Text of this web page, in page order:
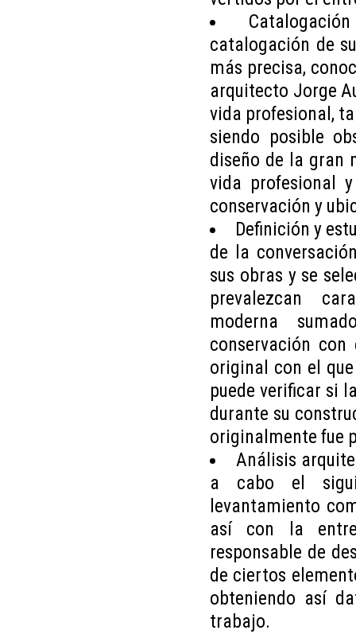
catalogación de
más precisa,
arquitecto Jorge
vida profesional,
siendo posible
diseño de la gran
vida profesional
conservación y
Definición y
de la
sus obras y se
prevalezcan
moderna
conservación
original con el
puede verificar si
durante su
originalmente fue
Análisis
a cabo el
levantamiento
así con la
responsable de
de ciertos
obteniendo así
trabajo.